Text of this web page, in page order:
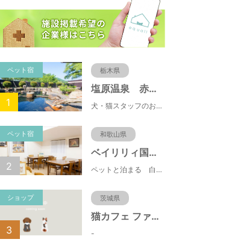
ペット宿 栃木県
塩原温泉 赤沢温泉旅館
犬・猫スタッフのおもてニャしが魅力のひとつ♪大自然に囲まれた隠れ家的宿で癒やしの休日を。
1
ペット宿 和歌山県
ベイリリィ国民宿舎しらゆり荘
ペットと泊まる 白浜温泉 ベイリリィ国民宿舎しらゆり荘
2
ショップ 茨城県
猫カフェ ファミリーズ
-
3